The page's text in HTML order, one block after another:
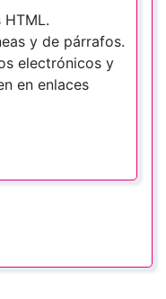
y de párrafos.
electrónicos y
en enlaces